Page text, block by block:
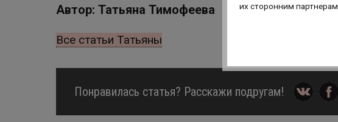
их сторонним партнерам.
Автор: Татьяна Тимофеева
Все статьи Татьяны
Понравилась статья? Расскажи подругам!